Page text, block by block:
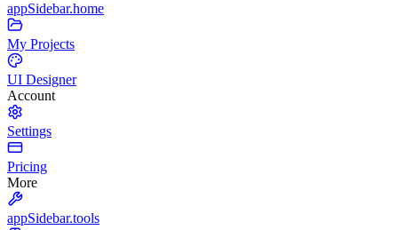
appSidebar.home
My Projects
UI Designer
Account
Settings
Pricing
More
appSidebar.tools